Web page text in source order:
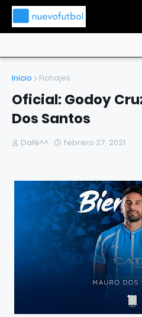
Inicio Fichajes
Oficial: Godoy
Dos Santos
DaNi^^ febrero 27, 2021